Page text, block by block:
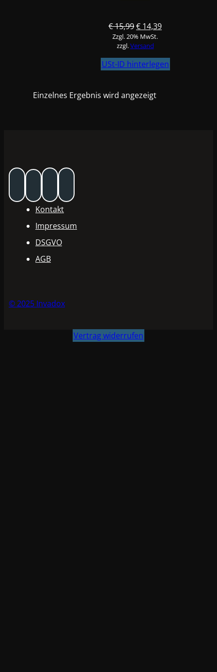
€15,99Ursprünglicher
Preis
war:
€ 15,99
€ 14,39Aktueller
€ 14,39.
Zzgl. 20% MwSt.
zzgl.Versand
USt-ID hinterlegen
Einzelnes Ergebnis wird angezeigt
Kontakt
Impressum
DSGVO
AGB
© 2025 Invadox
Vertrag widerrufen